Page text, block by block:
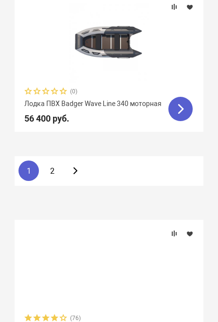
(0)
Лодка ПВХ Badger Wave Line 340 моторная
56 400 руб.
1 2
(76)